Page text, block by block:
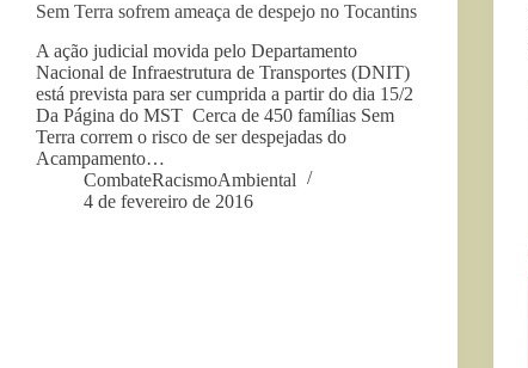
Sem Terra sofrem ameaça de despejo no Tocantins
A ação judicial movida pelo Departamento
Nacional de Infraestrutura de Transportes (DNIT)
está prevista para ser cumprida a partir do dia 15/2
Da Página do MST Cerca de 450 famílias Sem
Terra correm o risco de ser despejadas do
Acampamento…
CombateRacismoAmbiental
4 de fevereiro de 2016